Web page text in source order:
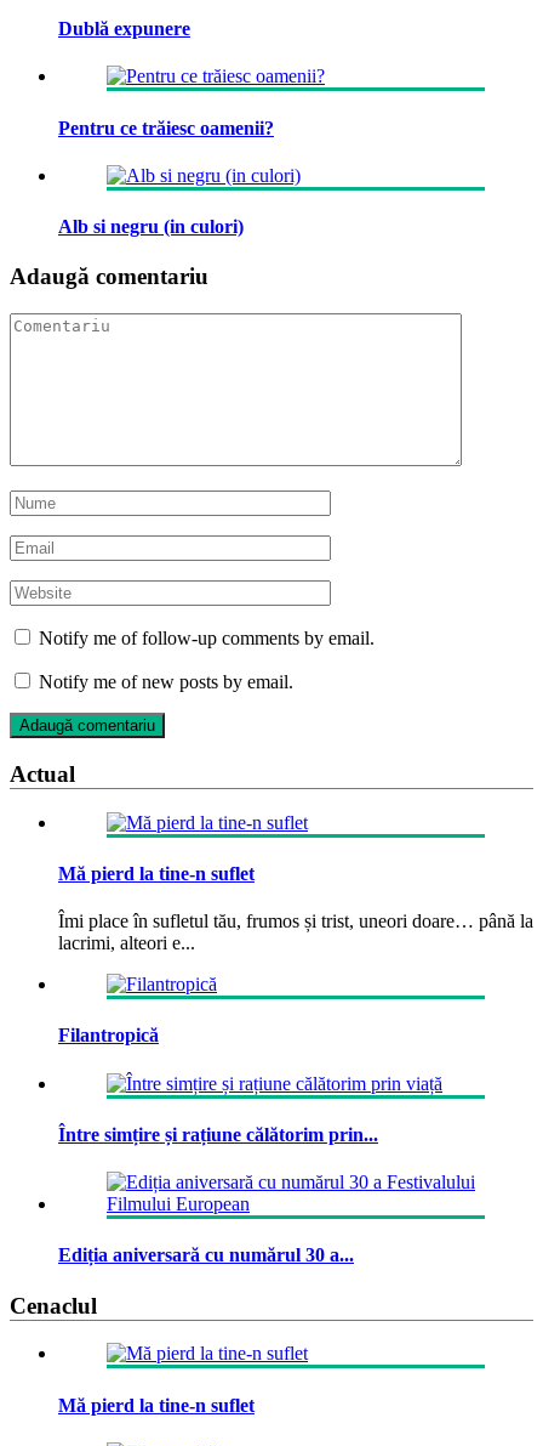
Dublă expunere
Pentru ce trăiesc oamenii?
Alb si negru (in culori)
Adaugă comentariu
Notify me of follow-up comments by email.
Notify me of new posts by email.
Actual
Mă pierd la tine-n suflet
Îmi place în sufletul tău, frumos și trist, uneori doare… până la
lacrimi, alteori e...
Filantropică
Între simțire și rațiune călătorim prin...
Ediția aniversară cu numărul 30 a...
Cenaclul
Mă pierd la tine-n suflet